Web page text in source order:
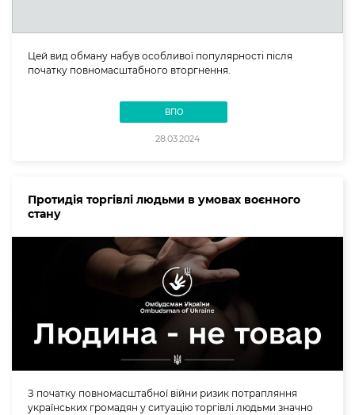
Цей вид обману набув особливої популярності після
початку повномасштабного вторгнення.
ВПО
28.03.2024
Протидія торгівлі людьми в умовах воєнного
стану
З початку повномасштабної війни ризик потрапляння
українських громадян у ситуацію торгівлі людьми значно